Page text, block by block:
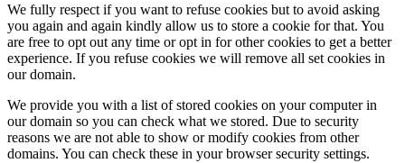
We fully respect if you want to refuse cookies but to avoid asking
you again and again kindly allow us to store a cookie for that. You
are free to opt out any time or opt in for other cookies to get a better
experience. If you refuse cookies we will remove all set cookies in
our domain.
We provide you with a list of stored cookies on your computer in
our domain so you can check what we stored. Due to security
reasons we are not able to show or modify cookies from other
domains. You can check these in your browser security settings.